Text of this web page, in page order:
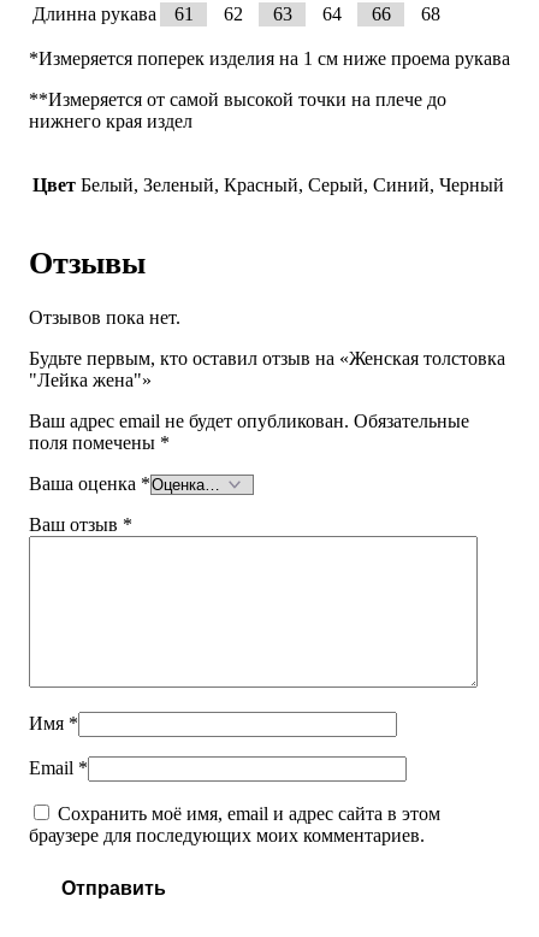
Длинна рукава
61 62 63 64 66 68
*Измеряется поперек изделия на 1 см ниже проема рукава
**Измеряется от самой высокой точки на плече до
нижнего края издел
Цвет Белый, Зеленый, Красный, Серый, Синий, Черный
Отзывы
Отзывов пока нет.
Будьте первым, кто оставил отзыв на «Женская толстовка
"Лейка жена"»
Ваш адрес email не будет опубликован. Обязательные
поля помечены *
Ваша оценка *
Ваш отзыв *
Имя *
Email *
Сохранить моё имя, email и адрес сайта в этом
браузере для последующих моих комментариев.